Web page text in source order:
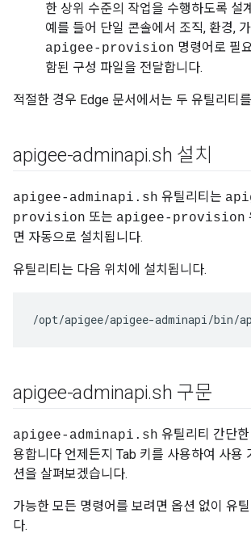
한 상위 수준의 작업을 수행하도록 설
예를 들어 단일 콘솔에서 조직, 환경,
apigee-provision 명령어로 필
함된 구성 파일을 전달합니다.
적절한 경우 Edge 문서에서는 두 유틸리티
apigee-adminapi.sh 설치
apigee-adminapi.sh 유틸리티는
provision 또는 apigee-provision
면 자동으로 설치됩니다.
유틸리티는 다음 위치에 설치됩니다.
/opt/apigee/apigee-adminapi/bin/
apigee-adminapi.sh 구문
apigee-adminapi.sh 유틸리티 간단
용합니다 언제든지 Tab 키를 사용하여 사용
션을 살펴보겠습니다.
가능한 모든 명령어를 보려면 옵션 없이 유
다.